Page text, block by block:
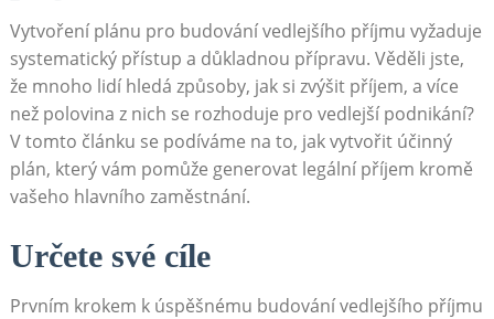
Vytvoření⁢ plánu pro budování⁤ vedlejšího příjmu vyžaduje⁤
systematický ⁤přístup‍ a důkladnou⁣ přípravu. Věděli jste,
že mnoho ⁤lidí hledá způsoby, jak⁤ si zvýšit ⁣příjem, ⁤a více
než ⁤polovina z nich se rozhoduje pro vedlejší ⁣podnikání?
V tomto článku se podíváme na to, jak vytvořit účinný
⁣plán, který vám pomůže generovat legální příjem kromě
vašeho ⁣hlavního zaměstnání.
Určete své cíle
Prvním krokem k úspěšnému budování ⁣vedlejšího příjmu